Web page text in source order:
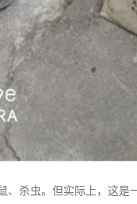
杀虫。但实际上，这